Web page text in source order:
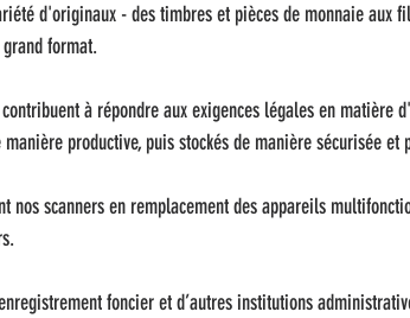
d'originaux - des timbres et pièces de monnaie aux
format.
à répondre aux exigences légales en matière
productive, puis stockés de manière sécurisée et
nos scanners en remplacement des appareils
foncier et d’autres institutions